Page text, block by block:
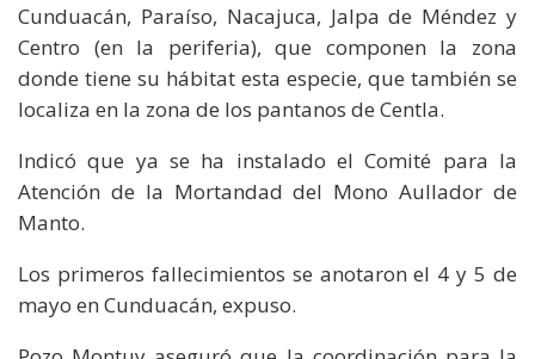
Cunduacán, Paraíso, Nacajuca, Jalpa de Méndez y
Centro (en la periferia), que componen la zona
donde tiene su hábitat esta especie, que también se
localiza en la zona de los pantanos de Centla.
Indicó que ya se ha instalado el Comité para la
Atención de la Mortandad del Mono Aullador de
Manto.
Los primeros fallecimientos se anotaron el 4 y 5 de
mayo en Cunduacán, expuso.